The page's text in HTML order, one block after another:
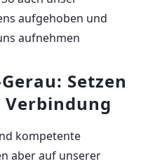
aufgehoben und
aufnehmen
Setzen
Verbindung
kompetente
aber auf unserer